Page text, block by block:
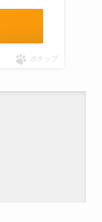
ポチップ